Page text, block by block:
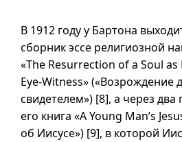
В 1912 году у Бартона
сборник эссе религиозной
«The Resurrection of a Soul
Eye-Witness» («Возрождение
свидетелем») [8], а через два
его книга «A Young Man’s
об Иисусе») [9], в которой